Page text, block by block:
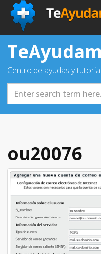
Centro de ayudas y
ou20076